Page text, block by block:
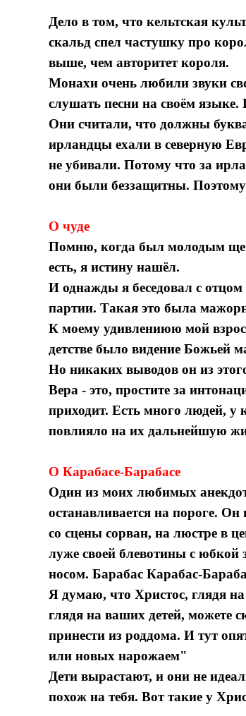
Дело в том, что кельтская
скальд спел частушку про
выше, чем авторитет короля.
Монахи очень любили звуки
слушать песни на своём
Они считали, что должны
ирландцы ехали в северную
не убивали. Потому что за
они были беззащитны.
О чуде
Помню, когда был молодым
есть, я истину нашёл.
И однажды я беседовал с
партии. Такая это была
К моему удивлениюю мой
детстве было видение Божьей
Но никаких выводов он из
Вера - это, простите за
приходит. Есть много людей, у
повлияло на их дальнейшую
О Карабасе-Барабасе
Один из моих любимых
останавливается на пороге.
со сцены сорван, на люстре в
луже своей блевотины с
носом. Барабас Карабас-
Я думаю, что Христос, глядя
глядя на ваших детей, можете
принести из роддома. И тут
или новых нарожаем"
Дети вырастают, и они не
похож на тебя. Вот такие у